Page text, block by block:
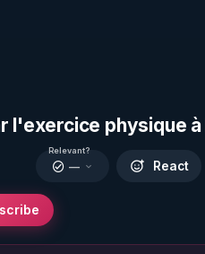
l'exercice physique à
Relevant?
— React